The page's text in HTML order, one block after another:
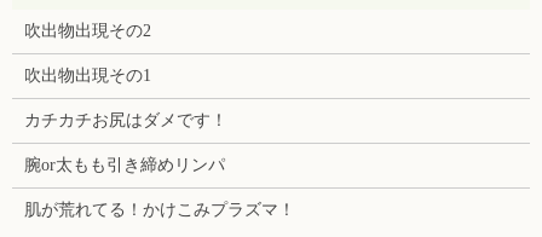
吹出物出現その2
吹出物出現その1
カチカチお尻はダメです！
腕or太もも引き締めリンパ
肌が荒れてる！かけこみプラズマ！